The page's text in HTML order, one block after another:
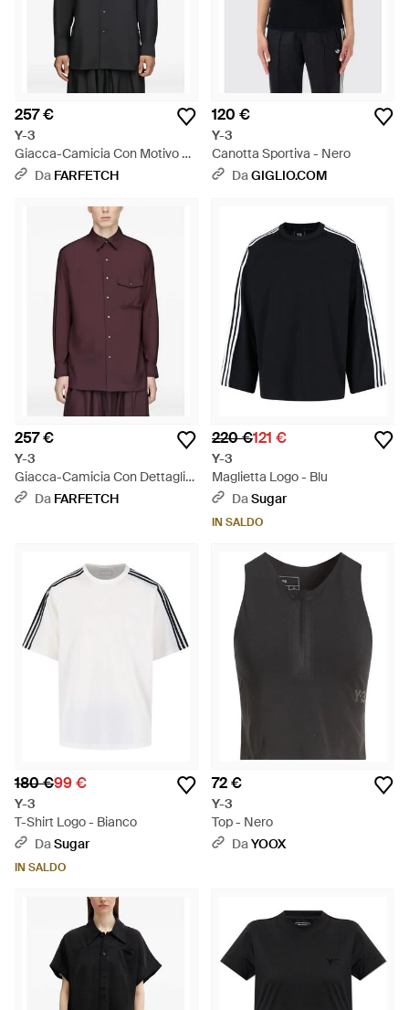
257 €
Y-3
Giacca-Camicia Con Motivo A
3 Righe Sfumato - Nero
Da FARFETCH
120 €
Y-3
Canotta Sportiva - Nero
DaGIGLIO.COM
257 €
Y-3
Giacca-Camicia Con Dettaglio
A 3 Righe - Viola
Da FARFETCH
220 €121 €
Y-3
Maglietta Logo - Blu
DaSugar
IN SALDO
180 €99 €
Y-3
T-Shirt Logo - Bianco
DaSugar
IN SALDO
72 €
Y-3
Top - Nero
DaYOOX